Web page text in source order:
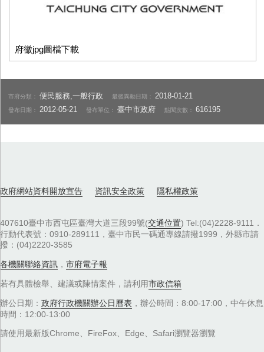
府徽jpg圖檔下載
市府分類：便民服務,一般行政 最後異動日期： 2018-01-21
發布日期： 2012-05-21 發布單位：臺中市政府 點閱次數：616195
政府網站資料開放宣告 資訊安全政策 隱私權政策
407610臺中市西屯區臺灣大道三段99號(交通位置) Tel:(04)2228-9111．
行動代表號：0910-289111，臺中市民一碼通專線請撥1999，外縣市請
撥：(04)2220-3585
各機關聯絡資訊 ， 市府電子報
若有具體檢舉、建議或陳情案件，請利用市政信箱
辦公日期： 政府行政機關辦公日曆表 ，辦公時間：8:00-17:00，中午休息
時間：12:00-13:00
請使用最新版Chrome、FireFox、Edge、Safari瀏覽器瀏覽